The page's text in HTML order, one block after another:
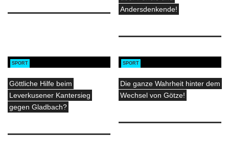
Andersdenkende!
SPORT
Göttliche Hilfe beim
Leverkusener Kantersieg
gegen Gladbach?
SPORT
Die ganze Wahrheit hinter dem
Wechsel von Götze!